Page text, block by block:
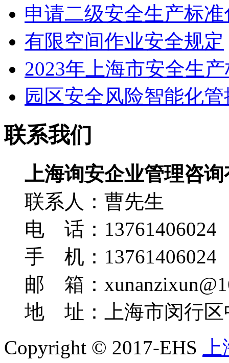
申请二级安全生产标
有限空间作业安全规定
2023年上海市安全生
园区安全风险智能化
联系我们
上海询安企业管理咨
联系人：曹先生
电 话：13761406024
手 机：13761406024
邮 箱：
地 址：上海市闵行区
Copyright © 2017-EHS